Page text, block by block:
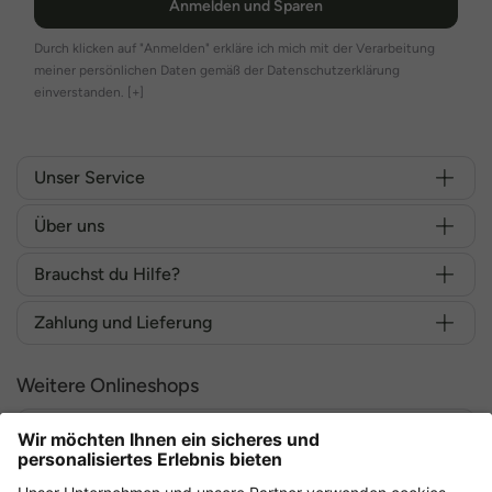
Das Besondere an Angel of Style
Was Angel of Style so besonders macht? Mut zur Farbe, Liebe zum
Individualität – für Frauen, die wissen, was sie wollen, und ihren Stil
Anmelden und Sparen
Durch klicken auf "Anmelden" erkläre ich mich mit der Verarbeitung
meiner persönlichen Daten gemäß der Datenschutzerklärung
einverstanden. [+]
Unser Service
Über uns
Brauchst du Hilfe?
Zahlung und Lieferung
Weitere Onlineshops
Deutschland